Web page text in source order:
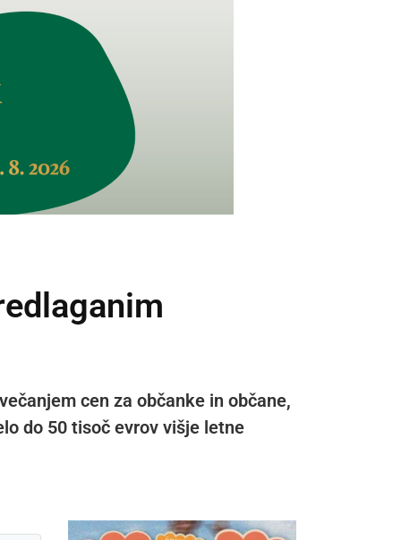
cen za občanke in občane,
do 50 tisoč evrov višje letne